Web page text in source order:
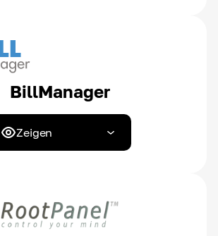
BillManager
Zeigen